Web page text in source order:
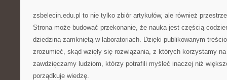
zsbelecin.edu.pl to nie tylko zbiór artykułów, ale również
Strona może budować przekonanie, że nauka jest częścią
dziedziną zamkniętą w laboratoriach. Dzięki publikowanym
zrozumieć, skąd wzięły się rozwiązania, z których korzystamy
zawdzięczamy ludziom, którzy potrafili myśleć inaczej niż
porządkuje wiedzę.